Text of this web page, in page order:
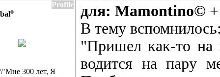
Profile
bal©
\"Мне 300 лет, Я
для: Mamontino©
В тему
"Пришел как-то на
водится на пару